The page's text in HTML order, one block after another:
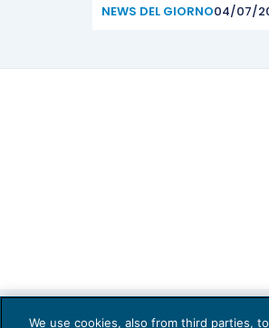
NEWS DEL GIORNO04/07/
We use cookies, also from third parties,